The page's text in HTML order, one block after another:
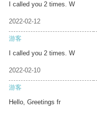
I called you 2 times. W
2022-02-12
游客
I called you 2 times. W
2022-02-10
游客
Hello, Greetings fr